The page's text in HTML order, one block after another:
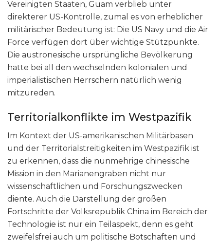
Vereinigten Staaten, Guam verblieb unter
direkterer US-Kontrolle, zumal es von erheblicher
militärischer Bedeutung ist: Die US Navy und die Air
Force verfügen dort über wichtige Stützpunkte.
Die austronesische ursprüngliche Bevölkerung
hatte bei all den wechselnden kolonialen und
imperialistischen Herrschern natürlich wenig
mitzureden.
Territorialkonflikte im Westpazifik
Im Kontext der US-amerikanischen Militärbasen
und der Territorialstreitigkeiten im Westpazifik ist
zu erkennen, dass die nunmehrige chinesische
Mission in den Marianengraben nicht nur
wissenschaftlichen und Forschungszwecken
diente. Auch die Darstellung der großen
Fortschritte der Volksrepublik China im Bereich der
Technologie ist nur ein Teilaspekt, denn es geht
zweifelsfrei auch um politische Botschaften und